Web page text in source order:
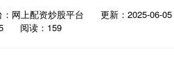
：网上配资炒股平台
更新：2025-06-05
阅读：159